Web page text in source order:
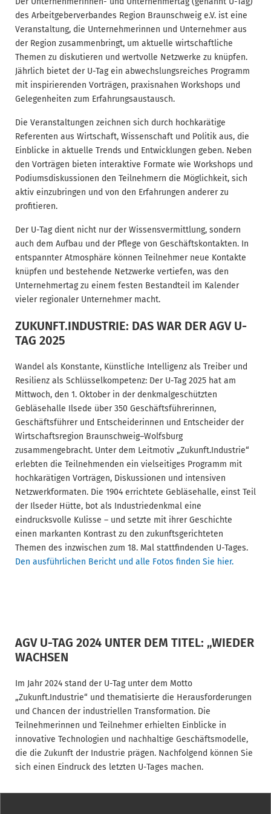
des Arbeitgeberverbandes Region Braunschweig e.V. ist eine
Veranstaltung, die Unternehmerinnen und Unternehmer aus
der Region zusammenbringt, um aktuelle wirtschaftliche
Themen zu diskutieren und wertvolle Netzwerke zu knüpfen.
Jährlich bietet der U-Tag ein abwechslungsreiches Programm
mit inspirierenden Vorträgen, praxisnahen Workshops und
Gelegenheiten zum Erfahrungsaustausch.
Die Veranstaltungen zeichnen sich durch hochkarätige
Referenten aus Wirtschaft, Wissenschaft und Politik aus, die
Einblicke in aktuelle Trends und Entwicklungen geben. Neben
den Vorträgen bieten interaktive Formate wie Workshops und
Podiumsdiskussionen den Teilnehmern die Möglichkeit, sich
aktiv einzubringen und von den Erfahrungen anderer zu
profitieren.
Der U-Tag dient nicht nur der Wissensvermittlung, sondern
auch dem Aufbau und der Pflege von Geschäftskontakten. In
entspannter Atmosphäre können Teilnehmer neue Kontakte
knüpfen und bestehende Netzwerke vertiefen, was den
Unternehmertag zu einem festen Bestandteil im Kalender
vieler regionaler Unternehmer macht.
ZUKUNFT.INDUSTRIE: DAS WAR DER AGV U-
TAG 2025
Wandel als Konstante, Künstliche Intelligenz als Treiber und
Resilienz als Schlüsselkompetenz: Der U-Tag 2025 hat am
Mittwoch, den 1. Oktober in der denkmalgeschützten
Gebläsehalle Ilsede über 350 Geschäftsführerinnen,
Geschäftsführer und Entscheiderinnen und Entscheider der
Wirtschaftsregion Braunschweig–Wolfsburg
zusammengebracht. Unter dem Leitmotiv „Zukunft.Industrie“
erlebten die Teilnehmenden ein vielseitiges Programm mit
hochkarätigen Vorträgen, Diskussionen und intensiven
Netzwerkformaten. Die 1904 errichtete Gebläsehalle, einst Teil
der Ilseder Hütte, bot als Industriedenkmal eine
eindrucksvolle Kulisse – und setzte mit ihrer Geschichte
einen markanten Kontrast zu den zukunftsgerichteten
Themen des inzwischen zum 18. Mal stattfindenden U-Tages.
Den ausführlichen Bericht und alle Fotos finden Sie hier.
AGV U-TAG 2024 UNTER DEM TITEL: „WIEDER
WACHSEN
Im Jahr 2024 stand der U-Tag unter dem Motto
„Zukunft.Industrie“ und thematisierte die Herausforderungen
und Chancen der industriellen Transformation. Die
Teilnehmerinnen und Teilnehmer erhielten Einblicke in
innovative Technologien und nachhaltige Geschäftsmodelle,
die die Zukunft der Industrie prägen. Nachfolgend können Sie
sich einen Eindruck des letzten U-Tages machen.